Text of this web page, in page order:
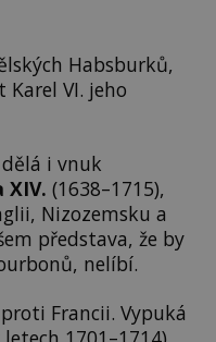
Habsburků,
Karel VI. jeho
i vnuk
XIV. (1638–1715),
Nizozemsku a
představa, že by
nelíbí.
Francii. Vypuká